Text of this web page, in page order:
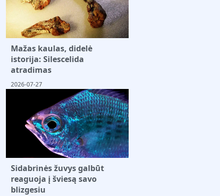
Mažas kaulas, didelė
istorija: Silescelida
atradimas
2026-07-27
Sidabrinės žuvys galbūt
reaguoja į šviesą savo
blizgesiu